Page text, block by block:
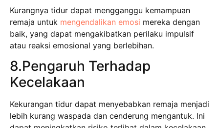
Kurangnya tidur dapat mengganggu kemampuan
remaja untuk mengendalikan emosi mereka dengan
baik, yang dapat mengakibatkan perilaku impulsif
atau reaksi emosional yang berlebihan.
8.Pengaruh Terhadap
Kecelakaan
Kekurangan tidur dapat menyebabkan remaja menjadi
lebih kurang waspada dan cenderung mengantuk. Ini